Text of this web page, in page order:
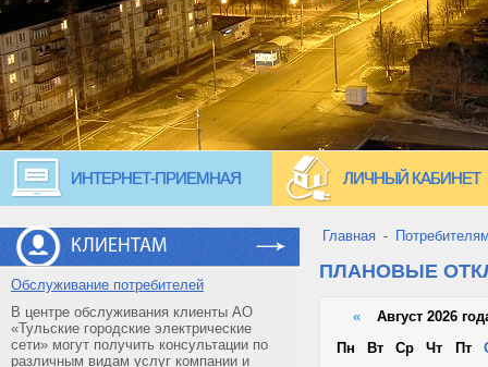
ИНТЕРНЕТ-ПРИЕМНАЯ ЛИЧНЫЙ КАБИНЕТ
КЛИЕНТАМ
Обслуживание потребителей
В центре обслуживания клиенты АО
«Тульские городские электрические
сети» могут получить консультации по
различным видам услуг компании и
Главная -
ПЛАНОВЫЕ
«
Август 2026
Пн
Вт Ср Чт Пт